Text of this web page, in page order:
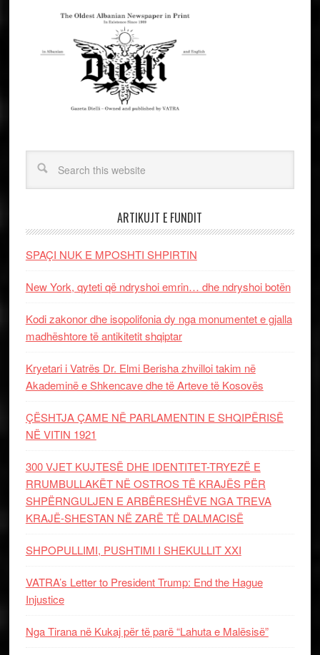
ARTIKUJT E FUNDIT
SPAÇI NUK E MPOSHTI SHPIRTIN
New York, qyteti që ndryshoi emrin… dhe ndryshoi botën
Kodi zakonor dhe isopolifonia dy nga monumentet e gjalla
madhështore të antikitetit shqiptar
Kryetari i Vatrës Dr. Elmi Berisha zhvilloi takim në
Akademinë e Shkencave dhe të Arteve të Kosovës
ÇËSHTJA ÇAME NË PARLAMENTIN E SHQIPËRISË
NË VITIN 1921
300 VJET KUJTESË DHE IDENTITET-TRYEZË E
RRUMBULLAKËT NË OSTROS TË KRAJËS PËR
SHPËRNGULJEN E ARBËRESHËVE NGA TREVA
KRAJË-SHESTAN NË ZARË TË DALMACISË
SHPOPULLIMI, PUSHTIMI I SHEKULLIT XXI
VATRA’s Letter to President Trump: End the Hague
Injustice
Nga Tirana në Kukaj për të parë “Lahuta e Malësisë”